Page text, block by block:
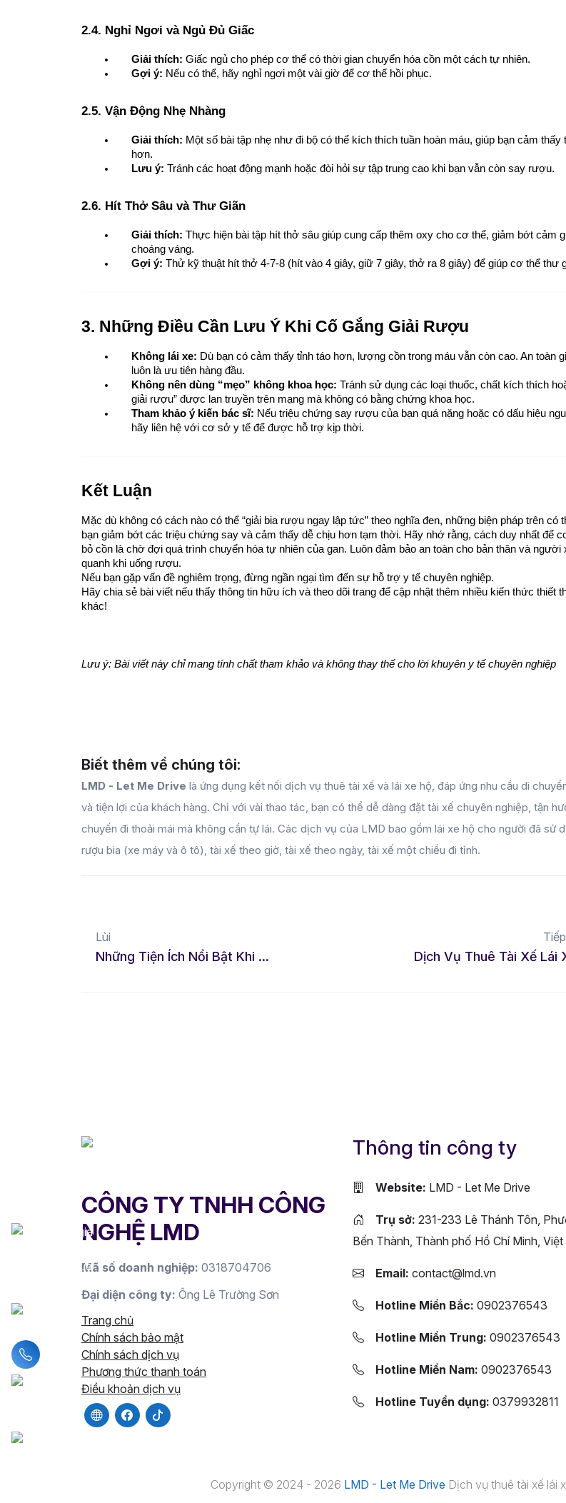
2.4. Nghỉ Ngơi và Ngủ Đủ Giấc
Giải thích: Giấc ngủ cho phép cơ thể có thời gian chuyển hóa cồn một cách tự nhiên.
Gợi ý: Nếu có thể, hãy nghỉ ngơi một vài giờ để cơ thể hồi phục.
2.5. Vận Động Nhẹ Nhàng
Giải thích: Một số bài tập nhẹ như đi bộ có thể kích thích tuần hoàn máu, giúp bạn cảm thấy
hơn.
Lưu ý: Tránh các hoạt động mạnh hoặc đòi hỏi sự tập trung cao khi bạn vẫn còn say rượu.
2.6. Hít Thở Sâu và Thư Giãn
Giải thích: Thực hiện bài tập hít thở sâu giúp cung cấp thêm oxy cho cơ thể, giảm bớt cảm
choáng váng.
Gợi ý: Thử kỹ thuật hít thở 4-7-8 (hít vào 4 giây, giữ 7 giây, thở ra 8 giây) để giúp cơ thể thư
3. Những Điều Cần Lưu Ý Khi Cố Gắng Giải Rượu
Không lái xe: Dù bạn có cảm thấy tỉnh táo hơn, lượng cồn trong máu vẫn còn cao. An toàn
luôn là ưu tiên hàng đầu.
Không nên dùng “mẹo” không khoa học: Tránh sử dụng các loại thuốc, chất kích thích
giải rượu” được lan truyền trên mạng mà không có bằng chứng khoa học.
Tham khảo ý kiến bác sĩ: Nếu triệu chứng say rượu của bạn quá nặng hoặc có dấu hiệu
hãy liên hệ với cơ sở y tế để được hỗ trợ kịp thời.
Kết Luận
Mặc dù không có cách nào có thể “giải bia rượu ngay lập tức” theo nghĩa đen, những biện pháp trên có
bạn giảm bớt các triệu chứng say và cảm thấy dễ chịu hơn tạm thời. Hãy nhớ rằng, cách duy nhất để
bỏ cồn là chờ đợi quá trình chuyển hóa tự nhiên của gan. Luôn đảm bảo an toàn cho bản thân và người
quanh khi uống rượu.
Nếu bạn gặp vấn đề nghiêm trọng, đừng ngần ngại tìm đến sự hỗ trợ y tế chuyên nghiệp.
Hãy chia sẻ bài viết nếu thấy thông tin hữu ích và theo dõi trang để cập nhật thêm nhiều kiến thức thiết
khác!
Lưu ý: Bài viết này chỉ mang tính chất tham khảo và không thay thế cho lời khuyên y tế chuyên nghiệp
Biết thêm về chúng tôi:
LMD - Let Me Drive là ứng dụng kết nối dịch vụ thuê tài xế và lái xe hộ, đáp ứng nhu cầu di
và tiện lợi của khách hàng. Chỉ với vài thao tác, bạn có thể dễ dàng đặt tài xế chuyên nghiệp, tận
chuyến đi thoải mái mà không cần tự lái. Các dịch vụ của LMD bao gồm lái xe hộ cho người đã sử
rượu bia (xe máy và ô tô), tài xế theo giờ, tài xế theo ngày, tài xế một chiều đi tỉnh.
Lùi
Những Tiện Ích Nổi Bật Khi Sử Dụng App LMD - Let Me Drive
CÔNG TY TNHH CÔNG
NGHỆ LMD
Mã số doanh nghiệp: 0318704706
Đại diện công ty: Ông Lê Trường Sơn
Trang chủ
Chính sách bảo mật
Chính sách dịch vụ
Phương thức thanh toán
Điều khoản dịch vụ
Thông tin công ty
Website: LMD - Let Me Drive
Trụ sở: 231-233 Lê Thánh Tôn,
Bến Thành, Thành phố Hồ Chí Minh, Việt
Email: contact@lmd.vn
Hotline Miền Bắc: 0902376543
Hotline Miền Trung: 0902376543
Hotline Miền Nam: 0902376543
Hotline Tuyển dụng: 0379932811
Copyright © 2024 - 2026 LMD - Let Me Drive Dịch vụ thuê tài xế lái
Liên hệ hotline